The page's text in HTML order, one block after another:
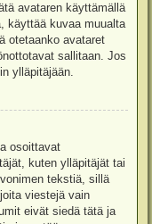
avataren käyttämällä
käyttää kuvaa muualta
otetaanko avataret
sallitaan. Jos
ylläpitäjään.
osoittavat
kuten ylläpitäjät tai
tekstiä, sillä
viestejä vain
eivät siedä tätä ja